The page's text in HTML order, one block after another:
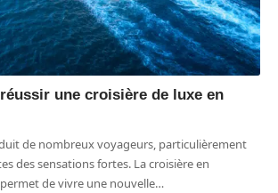
une croisière de luxe en
de nombreux voyageurs, particulièrement
des sensations fortes. La croisière en
de vivre une nouvelle…